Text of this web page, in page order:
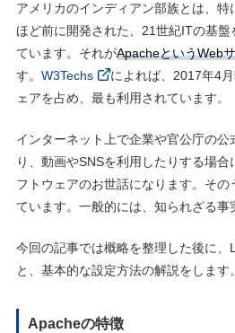
アメリカのインディアン部族とは、
ほど前に開発された、21世紀ITの基盤
ています。それがApacheというWeb
す。 W3Techs
によれば、2017年4
ェアを占め、最も利用されています。
インターネット上で企業や官公庁の公
り、動画やSNSを利用したりする場
フトウェアのお世話になります。その
ています。一般的には、知られざる事
今回の記事では概略を整理した後に
と、基本的な設定方法の解説をします。
Apacheの特徴